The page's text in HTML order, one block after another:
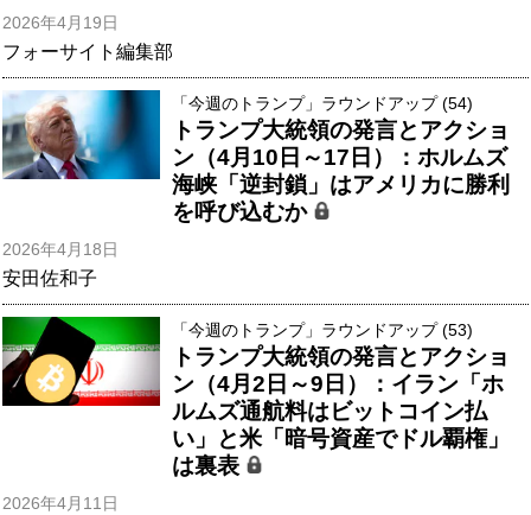
2026年4月19日
フォーサイト編集部
「今週のトランプ」ラウンドアップ (54)
トランプ大統領の発言とアクショ
ン（4月10日～17日）：ホルムズ
海峡「逆封鎖」はアメリカに勝利
を呼び込むか
2026年4月18日
安田佐和子
「今週のトランプ」ラウンドアップ (53)
トランプ大統領の発言とアクショ
ン（4月2日～9日）：イラン「ホ
ルムズ通航料はビットコイン払
い」と米「暗号資産でドル覇権」
は裏表
2026年4月11日